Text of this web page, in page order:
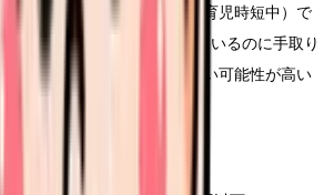
な状態」（新卒1〜2年目、育児時短中）で
、経験5年以上で夜勤もしているのに手取り
院の給与水準が市場より低い可能性が高い
ン